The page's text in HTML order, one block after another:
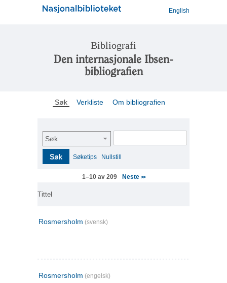
English
Bibliografi
Den internasjonale Ibsen-
bibliografien
Søk Verkliste Om bibliografien
Søk
Søk Søketips Nullstill
1–10 av 209 Neste >>
Tittel
Rosmersholm (svensk)
Rosmersholm (engelsk)